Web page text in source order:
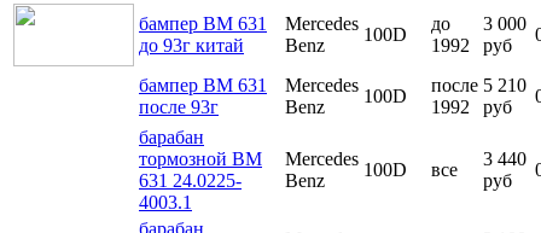
бампер ВМ 631
до 93г китай
Mercedes
Benz
100D
до
1992
3 000
руб
бампер ВМ 631
после 93г
Mercedes
Benz
100D
после
1992
5 210
руб
барабан
тормозной ВМ
631 24.0225-
4003.1
Mercedes
Benz
100D все
3 440
руб
барабан